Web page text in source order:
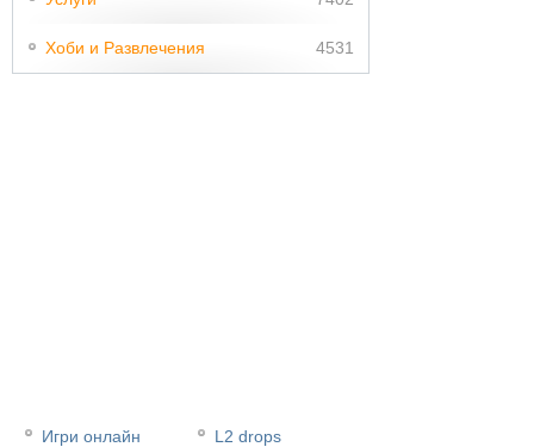
Хоби и Развлечения 4531
Игри онлайн
L2 drops